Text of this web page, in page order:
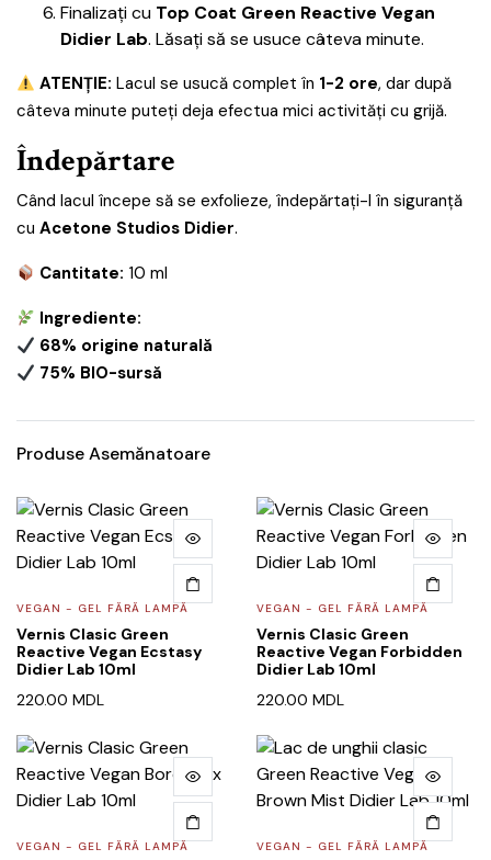
Finalizați cu Top Coat Green Reactive Vegan
Didier Lab. Lăsați să se usuce câteva minute.
ATENȚIE: Lacul se usucă complet în 1-2 ore, dar după
câteva minute puteți deja efectua mici activități cu grijă.
Îndepărtare
Când lacul începe să se exfolieze, îndepărtați-l în siguranță
cu Acetone Studios Didier.
Cantitate: 10 ml
Ingrediente:
68% origine naturală
75% BIO-sursă
Produse Asemănatoare
VEGAN - GEL FĂRĂ LAMPĂ
Vernis Clasic Green
Reactive Vegan Ecstasy
Didier Lab 10ml
220.00 MDL
VEGAN - GEL FĂRĂ LAMPĂ
Vernis Clasic Green
Reactive Vegan Forbidden
Didier Lab 10ml
220.00 MDL
VEGAN - GEL FĂRĂ LAMPĂ VEGAN - GEL FĂRĂ LAMPĂ